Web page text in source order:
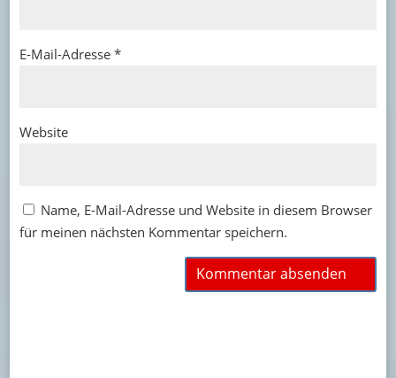
E-Mail-Adresse *
Website
Name, E-Mail-Adresse und Website in diesem Browser
für meinen nächsten Kommentar speichern.